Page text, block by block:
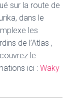
sur la route de
dans le
les
de l’Atlas ,
le
ici : Waky